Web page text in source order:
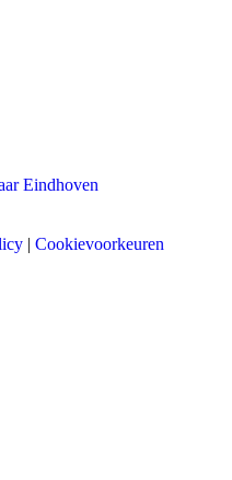
Eindhoven
| Cookievoorkeuren